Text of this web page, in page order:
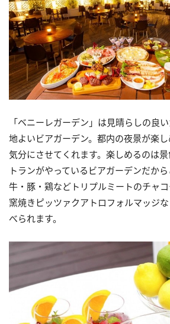
「ベニーレガーデン」は見晴らしの良
地よいビアガーデン。都内の夜景が楽
気分にさせてくれます。楽しめるのは
トランがやっているビアガーデンだから
牛・豚・鶏などトリプルミートのチャ
窯焼きピッツァクアトロフォルマッジ
べられます。